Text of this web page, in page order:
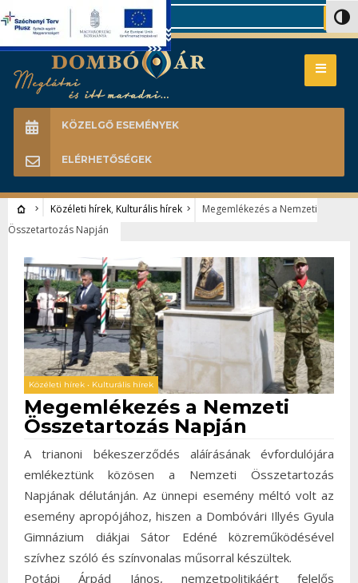
Search
KÖZELGŐ ESEMÉNYEK
ELÉRHETŐSÉGEK
Közéleti hírek, Kulturális hírek
Megemlékezés a Nemzeti
Összetartozás Napján
Közéleti hírek • Kulturális hírek
Megemlékezés a Nemzeti
Összetartozás Napján
A trianoni békeszerződés aláírásának évfordulójára
emlékeztünk közösen a Nemzeti Összetartozás
Napjának délutánján. Az ünnepi esemény méltó volt az
esemény apropójához, hiszen a Dombóvári Illyés Gyula
Gimnázium diákjai Sátor Edéné közreműködésével
szívhez szóló és színvonalas műsorral készültek.
Potápi Árpád János, nemzetpolitikáért felelős